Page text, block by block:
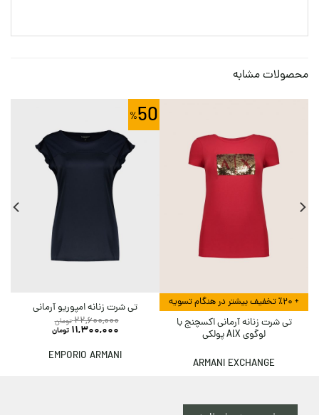
محصولات مشابه
+ ٪۲۰ تخفیف بیشتر در هنگام تسویه
تی شرت زنانه آرمانی اکسچنج با
لوگوی AlX پولکی
ARMANI EXCHANGE
50
تی شرت زنانه امپوریو آرمانی
22,600,000 تومان
11,300,000 تومان
EMPORIO ARMANI